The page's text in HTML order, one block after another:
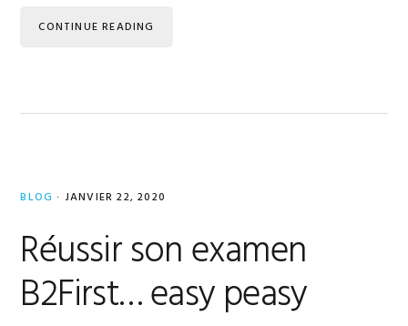
CONTINUE READING
BLOG · JANVIER 22, 2020
Réussir son examen
B2First… easy peasy